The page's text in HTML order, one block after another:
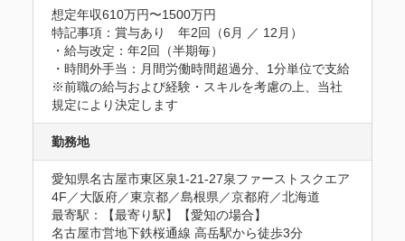
想定年収610万円〜1500万円
特記事項：賞与あり　年2回（6月 ／ 12月）
・給与改定：年2回（半期毎）
・時間外手当：月間労働時間超過分、1分単位で支給
※前職の給与および経験・スキルを考慮の上、当社
規定により決定します
勤務地
愛知県名古屋市東区泉1-21-27泉ファーストスクエア
4F／大阪府／東京都／島根県／京都府／北海道
最寄駅：【最寄り駅】【愛知の場合】
名古屋市営地下鉄桜通線 高岳駅から徒歩3分